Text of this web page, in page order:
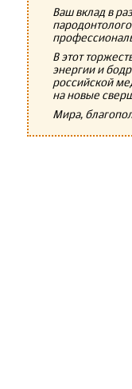
Ваш вклад в
В этот
энергии и
российской
на новые
Мира,